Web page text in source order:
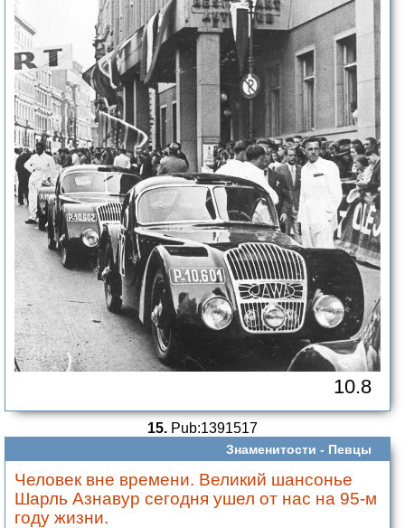
10.8
15. Pub:1391517
Знаменитости - Певцы
Человек вне времени. Великий шансонье
Шарль Азнавур сегодня ушел от нас на 95-м
году жизни.